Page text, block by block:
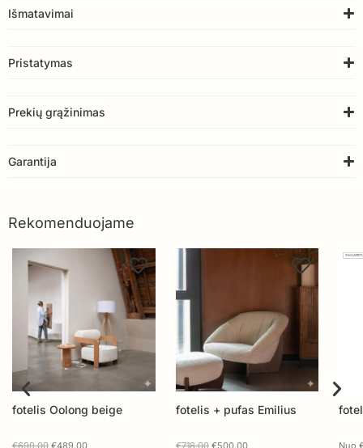
Išmatavimai
Pristatymas
Prekių grąžinimas
Garantija
Rekomenduojame
fotelis + pufas Emilius
€718.00 €500.00
fotelis MILDA
Nuo €326.00 Nuo